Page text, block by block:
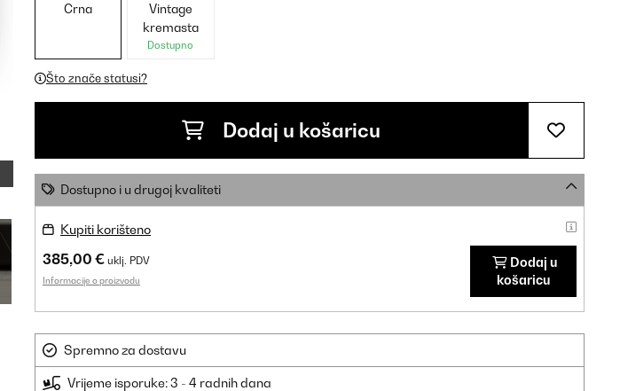
Crna
Vintage
kremasta
Dostupno
Što znače statusi?
Dodaj u košaricu
Dostupno i u drugoj kvaliteti
Kupiti korišteno
385,00 € uklj. PDV
Informacije o proizvodu
Dodaj u
košaricu
Spremno za dostavu
Vrijeme isporuke: 3 - 4 radnih dana